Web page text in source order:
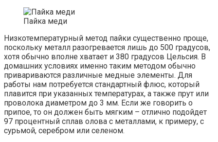
Пайка меди
Низкотемпературный метод пайки существенно проще,
поскольку металл разогревается лишь до 500 градусов,
хотя обычно вполне хватает и 380 градусов Цельсия. В
домашних условиях именно таким методом обычно
привариваются различные медные элементы. Для
работы нам потребуется стандартный флюс, который
плавится при указанных температурах, а также прут или
проволока диаметром до 3 мм. Если же говорить о
припое, то он должен быть мягким – отлично подойдет
97 процентный сплав олова с металлами, к примеру, с
сурьмой, серебром или селеном.